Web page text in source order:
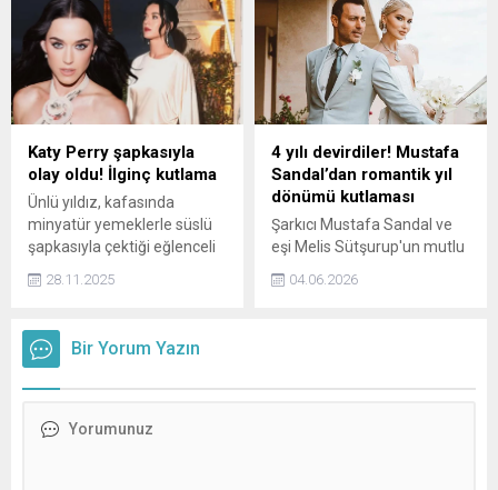
ismin doğum günü pozu
kısa sürede yoğun beğeni
aldı.
oyuncu Şinasi Yurtsever,
mart ayında hayatını
kaybetti. Ailesinin Şinasi
Yurtsever'in hayali olan
tekneyi satışa çıkarmak
istediği iddia edildi.
Katy Perry şapkasıyla
olay oldu! İlginç kutlama
Ünlü yıldız, kafasında
minyatür yemeklerle süslü
şapkasıyla çektiği eğlenceli
hayranlarının Şükran
28.11.2025
4 yılı devirdiler! Mustafa
Sandal’dan romantik yıl
dönümü kutlaması
Şarkıcı Mustafa Sandal ve
eşi Melis Sütşurup'un mutlu
Çift, evliliklerinin 4'üncü yıl
04.06.2026
Bir Yorum Yazın